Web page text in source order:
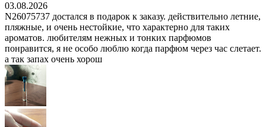
03.08.2026
N26075737 достался в подарок к заказу. действительно летние,
пляжные, и очень нестойкие, что характерно для таких
ароматов. любителям нежных и тонких парфюмов
понравится, я не особо люблю когда парфюм через час слетает.
а так запах очень хорош